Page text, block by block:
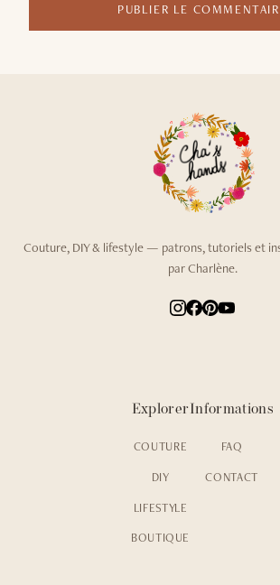
PUBLIER LE
Couture, DIY & lifestyle — patrons, tutoriels et
par Charlène.
Explorer
COUTURE
DIY
LIFESTYLE
BOUTIQUE
Informations
FAQ
CONTACT